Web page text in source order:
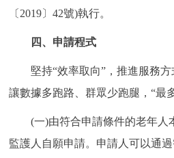
〔2019〕42號)執行。
四、申請程式
堅持“效率取向”，推進服務方
讓數據多跑路、群眾少跑腿，“最
(一)由符合申請條件的老年人
監護人自願申請。申請人可以通